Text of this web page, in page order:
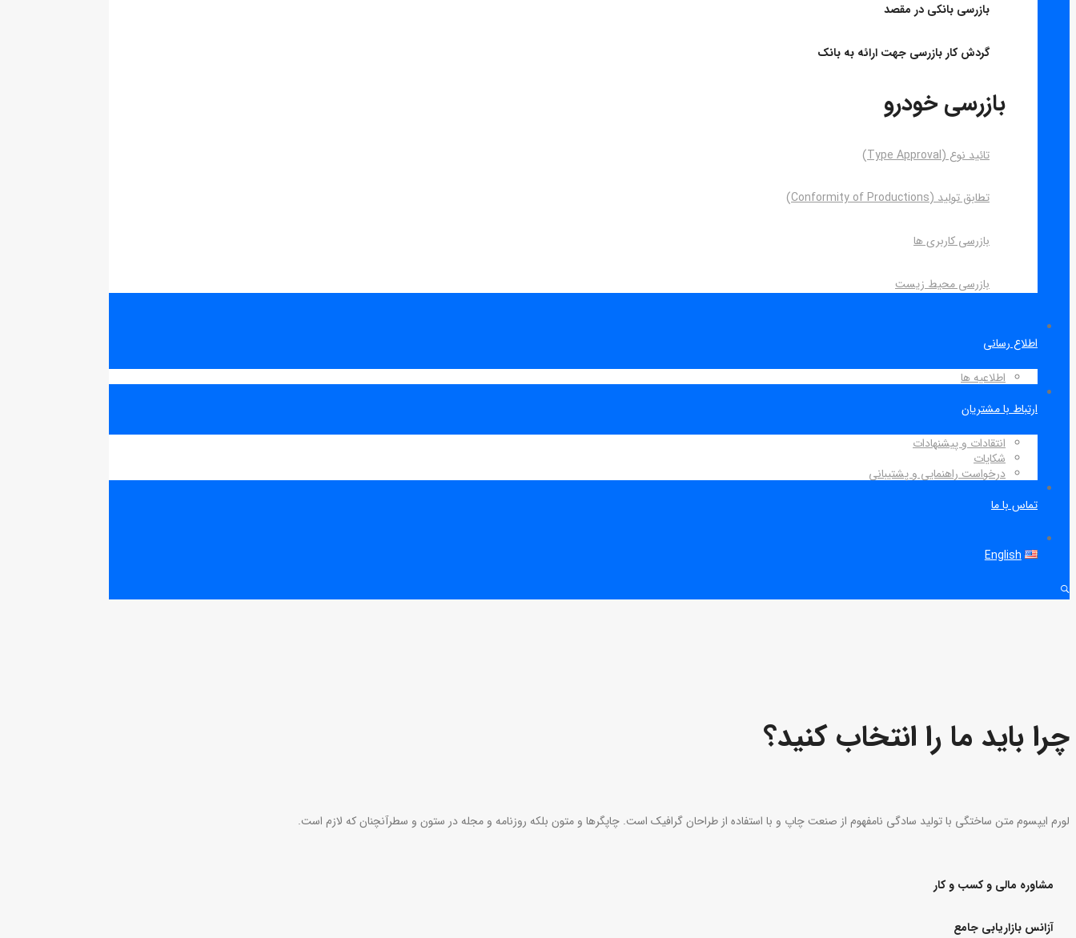
بازرسی بانکی در مقصد
گردش کار بازرسی جهت ارائه به بانک
بازرسی خودرو
تائید نوع (Type Approval)
تطابق تولید (Conformity of Productions)
بازرسی کاربری ها
بازرسی محیط زیست
اطلاع رسانی
اطلاعیه ها
ارتباط با مشتریان
انتقادات و پیشنهادات
شکایات
درخواست راهنمایی و پشتیبانی
تماس با ما
English
چرا باید ما را انتخاب کنید؟
لورم ایپسوم متن ساختگی با تولید سادگی نامفهوم از صنعت چاپ و با استفاده از طراحان گرافیک است. چاپگرها و متون بلکه روزنامه و مجله در ستون و سطرآنچنان که لازم است.
مشاوره مالی و کسب و کار
آزانس بازاریابی جامع